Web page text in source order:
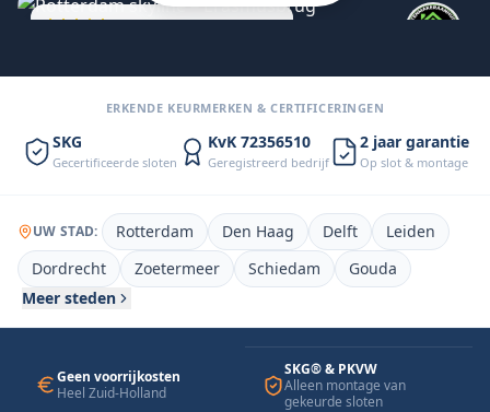
— Mark T., Rotterdam
ERKENDE KEURMERKEN & CERTIFICERINGEN
SKG
Gecertificeerde sloten
KvK 72356510
Geregistreerd bedrijf
2 jaar garantie
Op slot & montage
UW STAD: Rotterdam Den Haag Delft
Leiden
Dordrecht
Zoetermeer Schiedam
Gouda
Meer steden
Geen voorrijkosten
Heel Zuid-Holland
SKG® & PKVW
Alleen montage van
gekeurde sloten